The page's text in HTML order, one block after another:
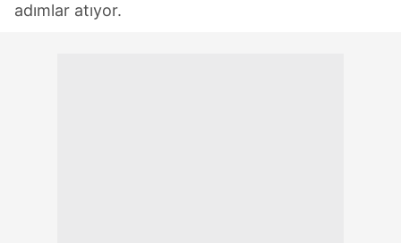
Çerezlere ilişkin tercihlerinizi aşağıda yer alan panel
adımlar atıyor.